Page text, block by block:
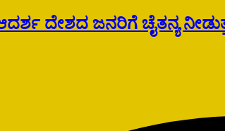
ದೇಶದ ಜನರಿಗೆ ಚೈತನ್ಯ